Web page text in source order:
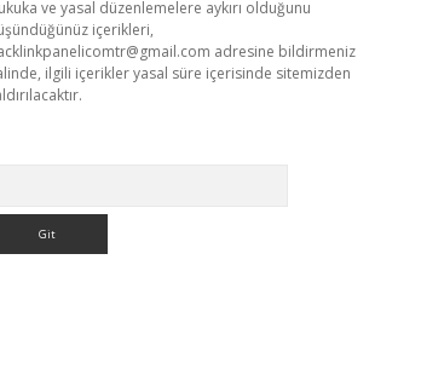
ve yasal düzenlemelere aykırı olduğunu
içerikleri,
adresine bildirmeniz
ilgili içerikler yasal süre içerisinde sitemizden